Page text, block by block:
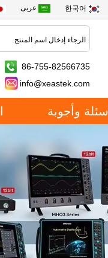
한국어 عربى
86-755-82566735
info@xeastek.com
أسئلة وأجوبة